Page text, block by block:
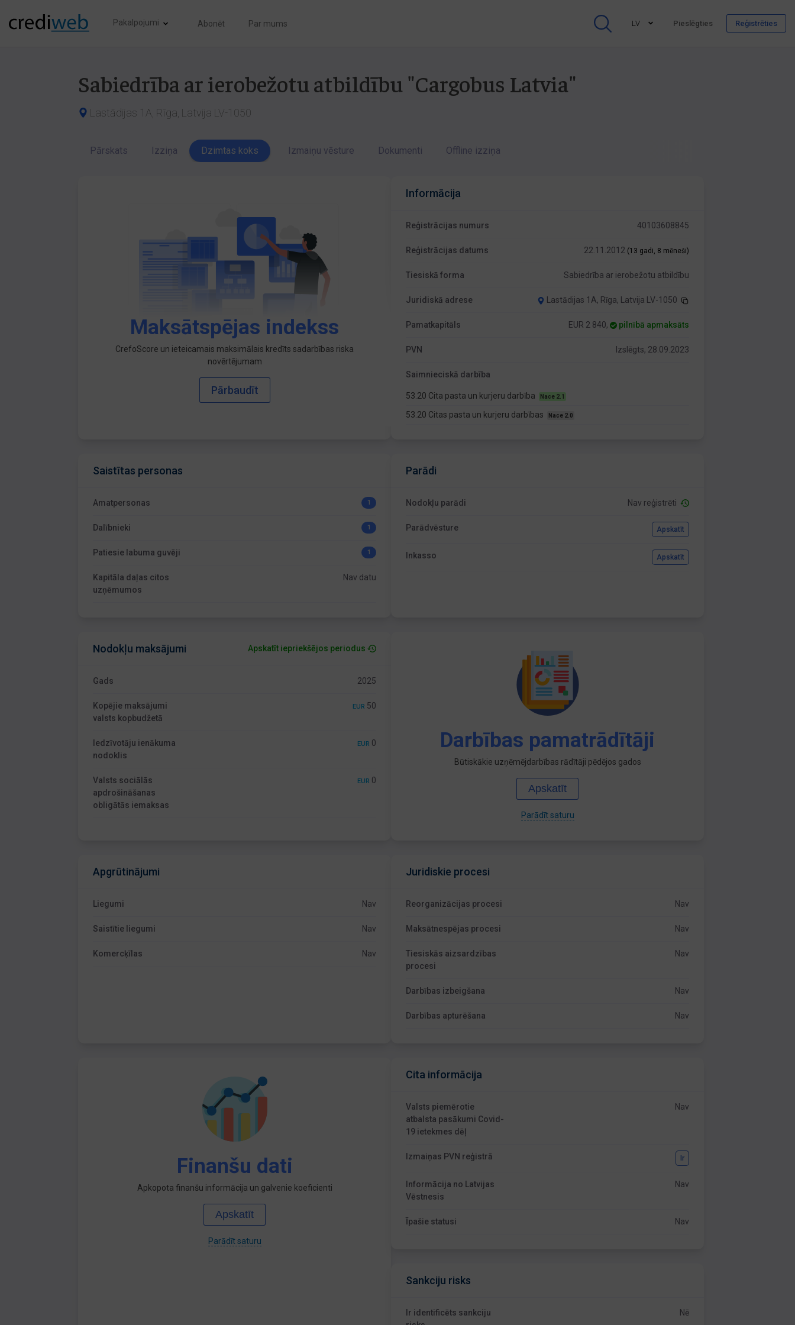
Pakalpojumi Abonēt Par mums LV Pieslēgties Reģistrēties
Sabiedrība ar ierobežotu atbildību "Cargobus Latvia"
Lastādijas 1A, Rīga, Latvija LV-1050
Pārskats Izziņa Dzimtas koks Izmaiņu vēsture Dokumenti Offline izziņa
Maksātspējas indekss
CrefoScore un ieteicamais maksimālais kredīts sadarbības riska
novērtējumam
Pārbaudīt
Informācija
Reģistrācijas numurs 40103608845
Reģistrācijas datums 22.11.2012 (13 gadi, 8 mēneši)
Tiesiskā forma Sabiedrība ar ierobežotu atbildību
Juridiskā adrese Lastādijas 1A, Rīga, Latvija LV-1050
Pamatkapitāls EUR 2 840, pilnībā apmaksāts
PVN Izslēgts, 28.09.2023
Saimnieciskā darbība
53.20 Cita pasta un kurjeru darbība Nace 2.1
53.20 Citas pasta un kurjeru darbības Nace 2.0
Saistītas personas
Amatpersonas 1
Dalībnieki 1
Patiesie labuma guvēji 1
Kapitāla daļas citos
uzņēmumos
Nav datu
Parādi
Nodokļu parādi Nav reģistrēti
Parādvēsture Apskatīt
Inkasso Apskatīt
Nodokļu maksājumi Apskatīt iepriekšējos periodus
Gads 2025
Kopējie maksājumi
valsts kopbudžetā
EUR 50
Iedzīvotāju ienākuma
nodoklis
EUR 0
Valsts sociālās
apdrošināšanas
obligātās iemaksas
EUR 0
Darbības pamatrādītāji
Būtiskākie uzņēmējdarbības rādītāji pēdējos gados
Apskatīt
Parādīt saturu
Apgrūtinājumi
Liegumi Nav
Saistītie liegumi Nav
Komercķīlas Nav
Juridiskie procesi
Reorganizācijas procesi Nav
Maksātnespējas procesi Nav
Tiesiskās aizsardzības
procesi
Nav
Darbības izbeigšana Nav
Darbības apturēšana Nav
Finanšu dati
Apkopota finanšu informācija un galvenie koeficienti
Apskatīt
Parādīt saturu
Cita informācija
Valsts piemērotie
atbalsta pasākumi Covid-
19 ietekmes dēļ
Nav
Izmaiņas PVN reģistrā Ir
Informācija no Latvijas
Vēstnesis
Nav
Īpašie statusi Nav
Sankciju risks
Ir identificēts sankciju
Nē